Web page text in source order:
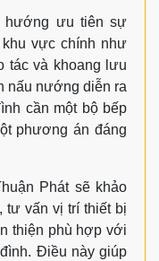
hướng ưu tiên sự
vực chính như
tác và khoang lưu
nấu nướng diễn ra
cần một bộ bếp
phương án đáng
Phát sẽ khảo
tư vấn vị trí thiết bị
thiện phù hợp với
Điều này giúp